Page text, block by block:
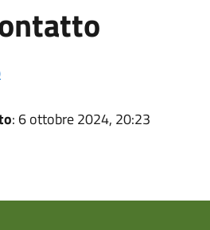
: 6 ottobre 2024, 20:23